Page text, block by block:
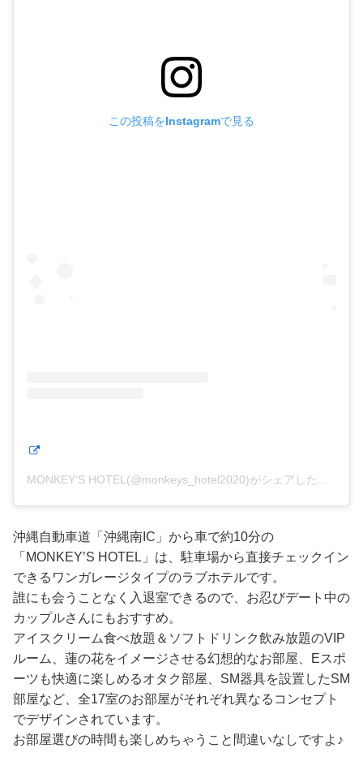
この投稿をInstagramで見る
沖縄自動車道「沖縄南IC」から車で約10分の
「MONKEY’S HOTEL」は、駐車場から直接チェックイン
できるワンガレージタイプのラブホテルです。
誰にも会うことなく入退室できるので、お忍びデート中の
カップルさんにもおすすめ。
アイスクリーム食べ放題＆ソフトドリンク飲み放題のVIP
ルーム、蓮の花をイメージさせる幻想的なお部屋、Eスポ
ーツも快適に楽しめるオタク部屋、SM器具を設置したSM
部屋など、全17室のお部屋がそれぞれ異なるコンセプト
でデザインされています。
お部屋選びの時間も楽しめちゃうこと間違いなしですよ♪